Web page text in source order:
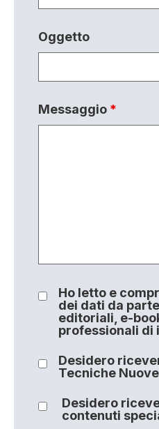
Oggetto
Messaggio *
Ho letto e
dei dati da
editoriali, e-
professionali di
Desidero
Tecniche
Desidero
contenuti